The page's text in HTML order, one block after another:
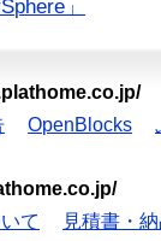
」
OpenBlocks
て
見積書・